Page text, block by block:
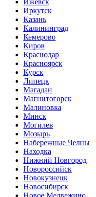
Ижевск
Иркутск
Казань
Калининград
Кемерово
Киров
Краснодар
Красноярск
Курск
Липецк
Магадан
Магнитогорск
Малиновка
Минск
Могилев
Мозырь
Набережные Челны
Находка
Нижний Новгород
Новороссийск
Новокузнецк
Новосибирск